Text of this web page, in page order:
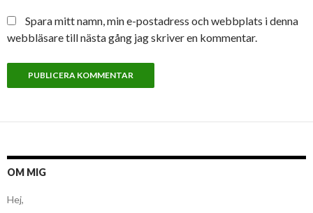
Spara mitt namn, min e-postadress och webbplats i denna
webbläsare till nästa gång jag skriver en kommentar.
OM MIG
Hej,